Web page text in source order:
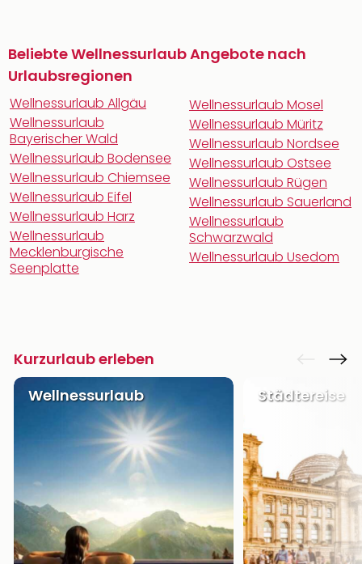
Beliebte Wellnessurlaub Angebote nach
Urlaubsregionen
Wellnessurlaub Allgäu
Wellnessurlaub
Bayerischer Wald
Wellnessurlaub Bodensee
Wellnessurlaub Chiemsee
Wellnessurlaub Eifel
Wellnessurlaub Harz
Wellnessurlaub
Mecklenburgische
Seenplatte
Wellnessurlaub Mosel
Wellnessurlaub Müritz
Wellnessurlaub Nordsee
Wellnessurlaub Ostsee
Wellnessurlaub Rügen
Wellnessurlaub Sauerland
Wellnessurlaub
Schwarzwald
Wellnessurlaub Usedom
Kurzurlaub erleben
Wellnessurlaub
Städtereise